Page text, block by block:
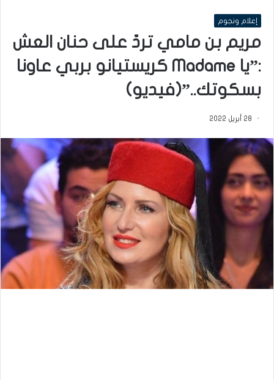
إعلام ونجوم
مريم بن مامي تردّ على حنان العش
:”يا Madame كريستيانو بربي عاونا
بسكوتك..”(فيديو)
28 أبريل 2022